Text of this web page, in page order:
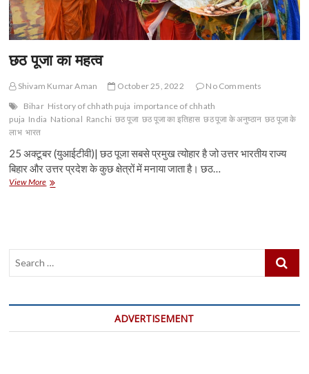
छठ पूजा का महत्व
Shivam Kumar Aman October 25, 2022
No Comments
Bihar History of chhath puja importance of chhath
puja India National Ranchi छठ पूजा छठ पूजा का इतिहास छठ पूजा के अनुष्ठान छठ पूजा के
लाभ भारत
25 अक्टूबर (युआईटीवी)| छठ पूजा सबसे प्रमुख त्योहार है जो उत्तर भारतीय राज्य
बिहार और उत्तर प्रदेश के कुछ क्षेत्रों में मनाया जाता है। छठ…
View Moreछठ
Search
ADVERTISEMENT